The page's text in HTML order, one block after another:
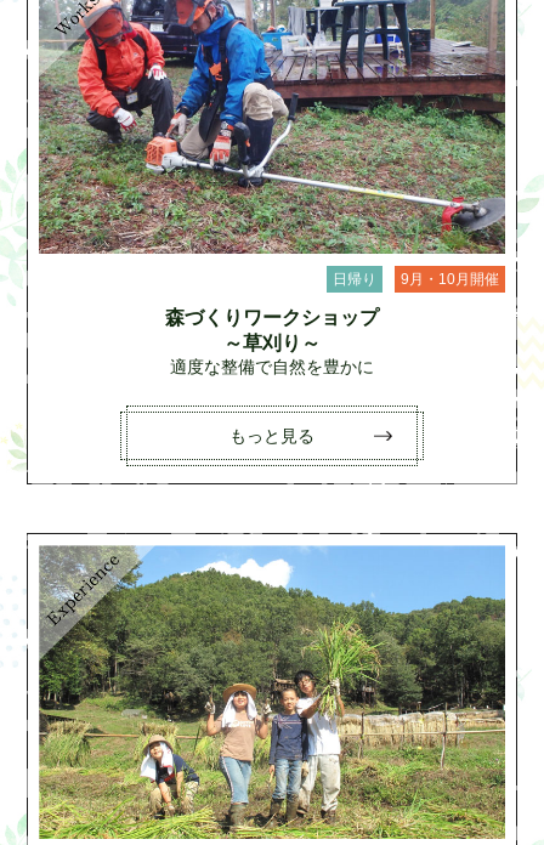
日帰り 9月・10月開催
森づくりワークショップ
～草刈り～
適度な整備で自然を豊かに
もっと見る